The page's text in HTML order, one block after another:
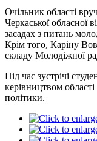
Очільник області
Черкаської обласної
засадах з питань
Крім того, Каріну
складу Молодіжної
Під час зустрічі
керівництвом
політики.